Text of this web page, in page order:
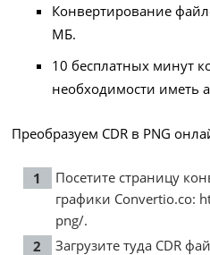
Конвертирование
МБ.
10 бесплатных минут
необходимости иметь
Преобразуем CDR в PNG
Посетите страницу
графики Convertio.co:
png/.
Загрузите туда CDR